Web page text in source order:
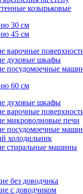
козырьковые
30 см
45 см
варочные
духовые шкафы
посудомоечные
60 см
духовые шкафы
варочные
микроволновые печи
посудомоечные
холодильник
стиральные машины
без доводчика
с доводчиком